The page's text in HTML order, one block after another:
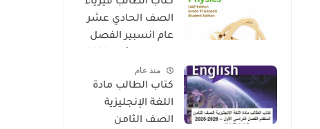
الوزارة فى الامارات
كتاب الطالب فيزياء
الصف الحادي عشر
عام انسبير الفصل
2026منذ عام
كتاب الطالب مادة
اللغة الإنجليزية
الصف الثامن